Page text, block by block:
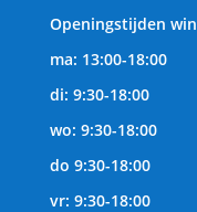
Openingstijden
ma: 13:00-18:00
di: 9:30-18:00
wo: 9:30-18:00
do 9:30-18:00
vr: 9:30-18:00